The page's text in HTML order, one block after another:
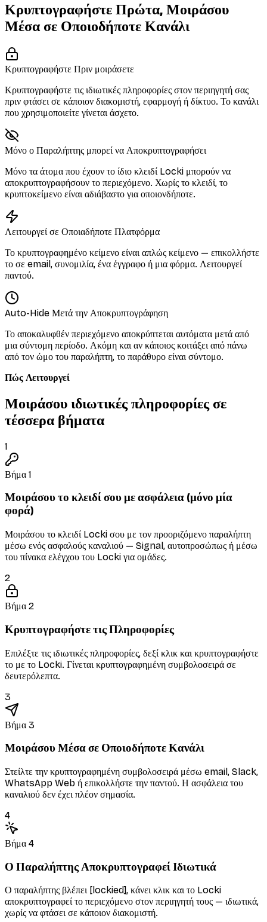
Κρυπτογραφήστε Πρώτα, Μοιράσου
Μέσα σε Οποιοδήποτε Κανάλι
Κρυπτογραφήστε Πριν μοιράσετε
Κρυπτογραφήστε τις ιδιωτικές πληροφορίες στον περιηγητή σας
πριν φτάσει σε κάποιον διακομιστή, εφαρμογή ή δίκτυο. Το κανάλι
που χρησιμοποιείτε γίνεται άσχετο.
Μόνο ο Παραλήπτης μπορεί να Αποκρυπτογραφήσει
Μόνο τα άτομα που έχουν το ίδιο κλειδί Locki μπορούν να
αποκρυπτογραφήσουν το περιεχόμενο. Χωρίς το κλειδί, το
κρυπτοκείμενο είναι αδιάβαστο για οποιονδήποτε.
Λειτουργεί σε Οποιαδήποτε Πλατφόρμα
Το κρυπτογραφημένο κείμενο είναι απλώς κείμενο — επικολλήστε
το σε email, συνομιλία, ένα έγγραφο ή μια φόρμα. Λειτουργεί
παντού.
Auto-Hide Μετά την Αποκρυπτογράφηση
Το αποκαλυφθέν περιεχόμενο αποκρύπτεται αυτόματα μετά από
μια σύντομη περίοδο. Ακόμη και αν κάποιος κοιτάξει από πάνω
από τον ώμο του παραλήπτη, το παράθυρο είναι σύντομο.
Πώς Λειτουργεί
Μοιράσου ιδιωτικές πληροφορίες σε
τέσσερα βήματα
1
Βήμα 1
Μοιράσου το κλειδί σου με ασφάλεια (μόνο μία
φορά)
Μοιράσου το κλειδί Locki σου με τον προοριζόμενο παραλήπτη
μέσω ενός ασφαλούς καναλιού — Signal, αυτοπροσώπως ή μέσω
του πίνακα ελέγχου του Locki για ομάδες.
2
Βήμα 2
Κρυπτογραφήστε τις Πληροφορίες
Επιλέξτε τις ιδιωτικές πληροφορίες, δεξί κλικ και κρυπτογραφήστε
το με το Locki. Γίνεται κρυπτογραφημένη συμβολοσειρά σε
δευτερόλεπτα.
3
Βήμα 3
Μοιράσου Μέσα σε Οποιοδήποτε Κανάλι
Στείλτε την κρυπτογραφημένη συμβολοσειρά μέσω email, Slack,
WhatsApp Web ή επικολλήστε την παντού. Η ασφάλεια του
καναλιού δεν έχει πλέον σημασία.
4
Βήμα 4
Ο Παραλήπτης Αποκρυπτογραφεί Ιδιωτικά
Ο παραλήπτης βλέπει [lockied], κάνει κλικ και το Locki
αποκρυπτογραφεί το περιεχόμενο στον περιηγητή τους — ιδιωτικά,
χωρίς να φτάσει σε κάποιον διακομιστή.